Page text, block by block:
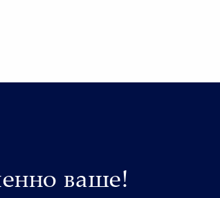
ваше!